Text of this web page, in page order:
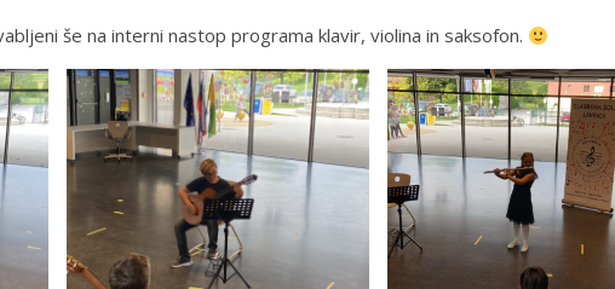
še na interni nastop programa klavir, violina in saksofon.